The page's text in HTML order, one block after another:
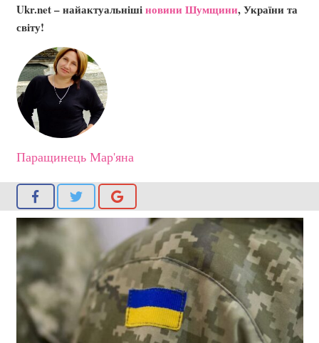
Ukr.net – найактуальнішіновини Шумщини, України та
світу!
Паращинець Мар'яна